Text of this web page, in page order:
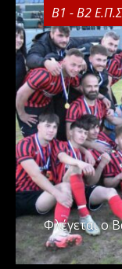
Β1 - Β2
Φλέγεται ο